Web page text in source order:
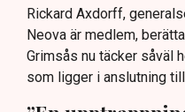
Rickard Axdorff,
Neova är medlem,
Grimsås nu täcker såväl
som ligger i anslutning